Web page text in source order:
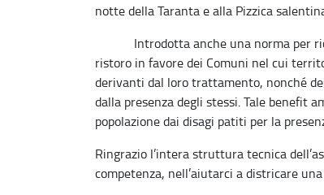
notte della Taranta e alla Pizzica
Introdotta anche una norma per
ristoro in favore dei Comuni nel cui
derivanti dal loro trattamento, nonché
dalla presenza degli stessi. Tale benefit
popolazione dai disagi patiti per la
Ringrazio l’intera struttura tecnica
competenza, nell’aiutarci a districare